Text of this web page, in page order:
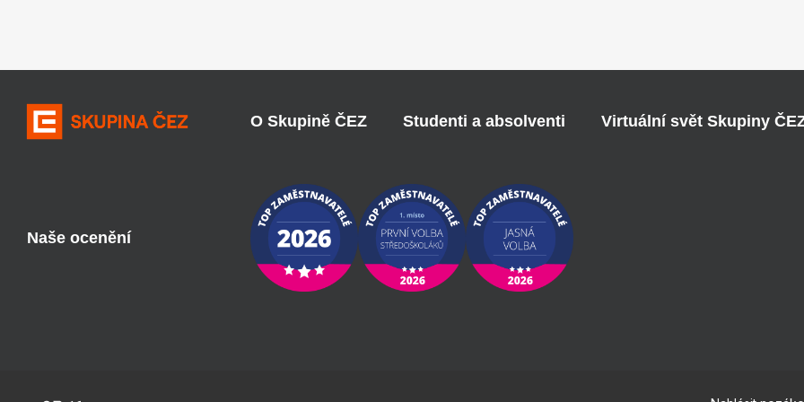
O Skupině ČEZ Studenti a absolventi Virtuální svět Skupiny
Naše ocenění